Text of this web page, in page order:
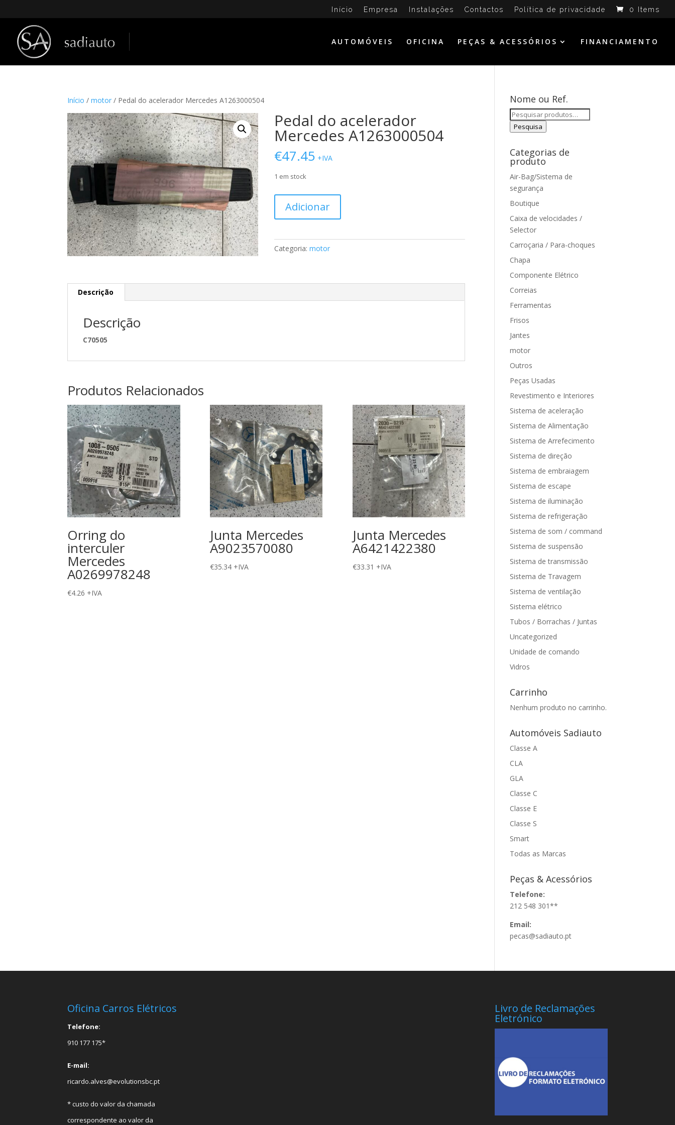
Início Empresa Instalações Contactos Política de privacidade 0 Items
AUTOMÓVEIS OFICINA PEÇAS & ACESSÓRIOS FINANCIAMENTO
Início /motor / Pedal do acelerador Mercedes A1263000504
Pedal do acelerador
Mercedes A1263000504
€47.45 +IVA
1 em stock
Pedal
acelerador
Adicionar
Categoria:motor
Descrição
Descrição
C70505
Produtos Relacionados
Orring do
interculer
Mercedes
A0269978248
€4.26 +IVA
Junta Mercedes
A9023570080
€35.34 +IVA
Junta Mercedes
A6421422380
€33.31 +IVA
Nome ou Ref.
Pesquisar
por:
Pesquisa
Categorias de
produto
Air-Bag/Sistema de
segurança
Boutique
Caixa de velocidades /
Selector
Carroçaria / Para-choques
Chapa
Componente Elétrico
Correias
Ferramentas
Frisos
Jantes
motor
Outros
Peças Usadas
Revestimento e Interiores
Sistema de aceleração
Sistema de Alimentação
Sistema de Arrefecimento
Sistema de direção
Sistema de embraiagem
Sistema de escape
Sistema de iluminação
Sistema de refrigeração
Sistema de som / command
Sistema de suspensão
Sistema de transmissão
Sistema de Travagem
Sistema de ventilação
Sistema elétrico
Tubos / Borrachas / Juntas
Uncategorized
Unidade de comando
Vidros
Carrinho
Nenhum produto no carrinho.
Automóveis Sadiauto
Classe A
CLA
GLA
Classe C
Classe E
Classe S
Smart
Todas as Marcas
Peças & Acessórios
Telefone:
212 548 301**
Email:
pecas@sadiauto.pt
Oficina Carros Elétricos
Telefone:
910 177 175*
E-mail:
ricardo.alves@evolutionsbc.pt
* custo do valor da chamada
correspondente ao valor da
Livro de Reclamações
Eletrónico